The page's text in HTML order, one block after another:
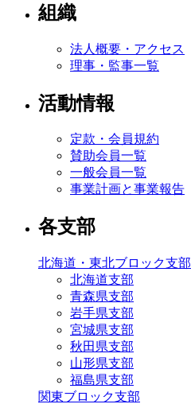
組織
法人概要・アクセス
理事・監事一覧
活動情報
定款・会員規約
賛助会員一覧
一般会員一覧
事業計画と事業報告
各支部
北海道・東北ブロック支部
北海道支部
青森県支部
岩手県支部
宮城県支部
秋田県支部
山形県支部
福島県支部
関東ブロック支部